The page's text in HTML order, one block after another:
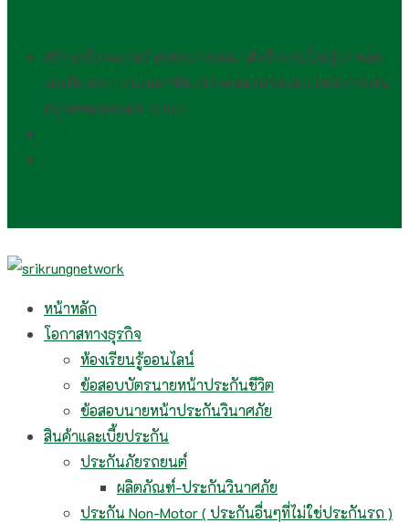
ศรีกรุงโบรคเกอร์ สาขาบางบอน (สำนักงานใหญ่) 2 ซอย
เอกชัย 83/1 ถนนเอกชัย แขวงคลองบางบอน เขตบางบอน
กรุงเทพมหานคร 10150
หน้าหลัก
โอกาสทางธุรกิจ
ห้องเรียนรู้ออนไลน์
ข้อสอบบัตรนายหน้าประกันชีวิต
ข้อสอบนายหน้าประกันวินาศภัย
สินค้าและเบี้ยประกัน
ประกันภัยรถยนต์
ผลิตภัณฑ์-ประกันวินาศภัย
ประกัน Non-Motor ( ประกันอื่นๆที่ไม่ใช่ประกันรถ )